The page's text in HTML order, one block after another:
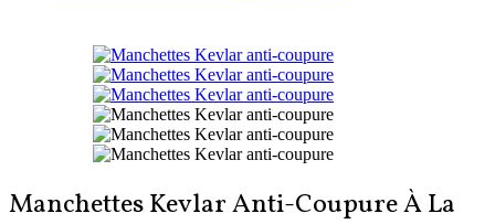
Manchettes Kevlar Anti-Coupure À La